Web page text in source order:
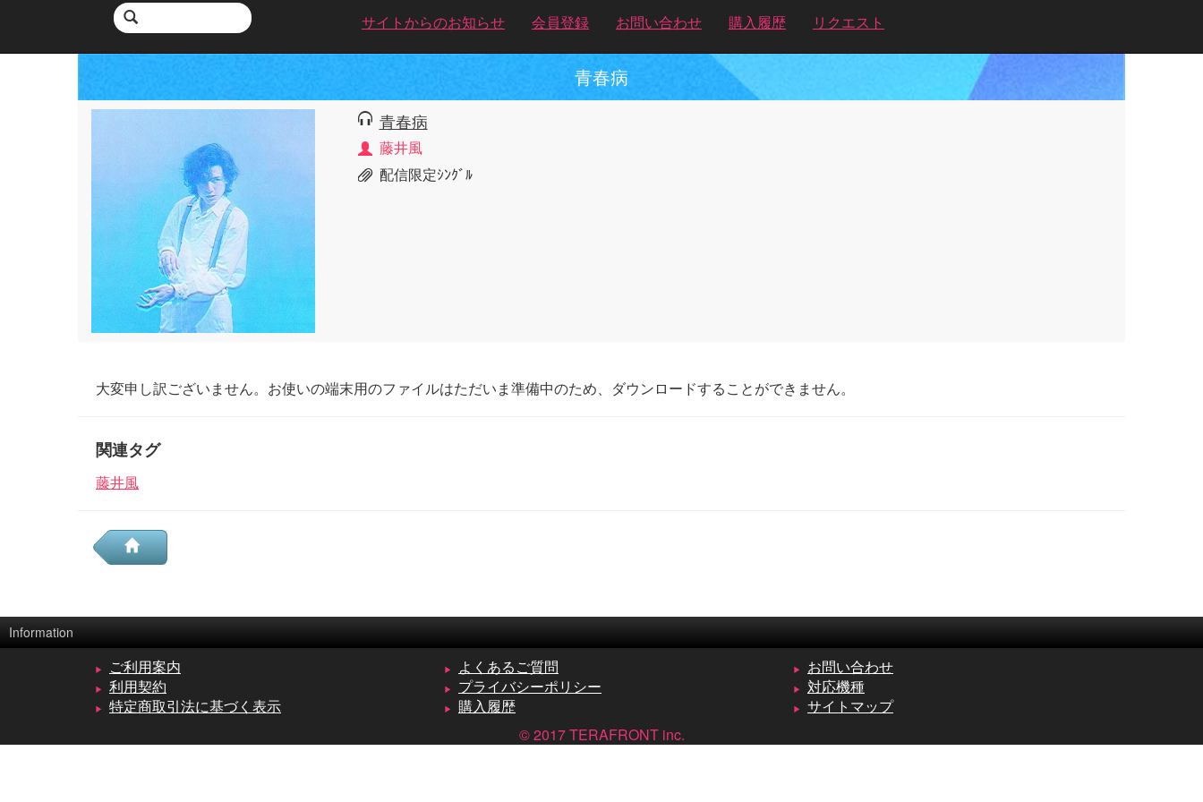
サイトからのお知らせ 会員登録 お問い合わせ 購入履歴 リクエスト
青春病
青春病
藤井風
配信限定ｼﾝｸﾞﾙ
大変申し訳ございません。お使いの端末用のファイルはただいま準備中のため、ダウンロードすることができません。
関連タグ
藤井風
Information
ご利用案内 よくあるご質問
お問い合わせ
利用契約
プライバシーポリシー
対応機種
特定商取引法に基づく表示
購入履歴
サイトマップ
© 2017 TERAFRONT inc.